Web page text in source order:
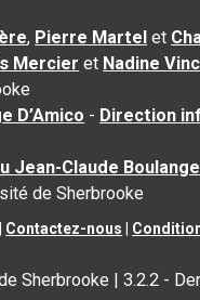
, Pierre Martel et
Mercier et Nadine
D’Amico - Direction
Jean-Claude
de Sherbrooke
Contactez-nous
Sherbrooke |3.2.2 -